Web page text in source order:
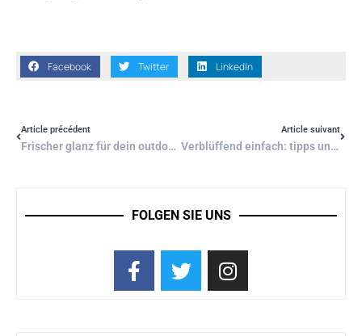
Facebook Twitter LinkedIn
Article précédent
Frischer glanz für dein outdoor-paradies: geheimtipps zur gartenmöbelpflege
Article suivant
Verblüffend einfach: tipps und tricks für diy-projekte rund ums maison
FOLGEN SIE UNS